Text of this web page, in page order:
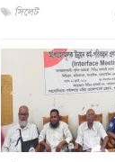
সিলেট